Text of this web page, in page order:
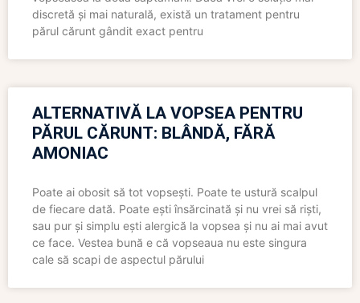
discretă și mai naturală, există un tratament pentru
părul cărunt gândit exact pentru
ALTERNATIVĂ LA VOPSEA PENTRU
PĂRUL CĂRUNT: BLÂNDĂ, FĂRĂ
AMONIAC
Poate ai obosit să tot vopsești. Poate te ustură scalpul
de fiecare dată. Poate ești însărcinată și nu vrei să riști,
sau pur și simplu ești alergică la vopsea și nu ai mai avut
ce face. Vestea bună e că vopseaua nu este singura
cale să scapi de aspectul părului